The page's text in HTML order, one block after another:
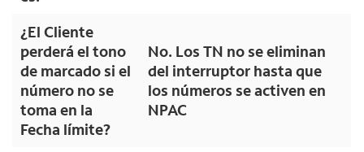
¿El Cliente
perderá el tono
de marcado si el
número no se
toma en la
Fecha límite?
No. Los TN no se eliminan
del interruptor hasta que
los números se activen en
NPAC